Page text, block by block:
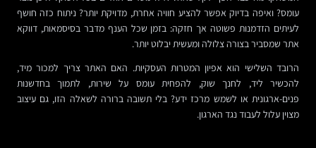
עומס? ואיפה בדיוק אפשר להציע חוויה אחרת, מדויקת יותר? ניתוח כזה חושף
לעיתים הזדמנות פשוטה אך חזקה: בזמן שכל הענף מדבר בסיסמאות, דווקא
אתר שמסביר בצורה צלולה ומעשית יבלוט יותר.
הרובד השלישי הוא אפיון המטרות העסקיות. האם האתר צריך למכור מיד,
להכשיר ליד, לחנך שוק, להפחית עומס על שירות, לתמוך בחדשנות
פנים-ארגונית או לשמש מרכז ידע? בלי תשובה ברורה לשאלה הזו, גם עיצוב
מצוין עלול לעבוד נגד הארגון.